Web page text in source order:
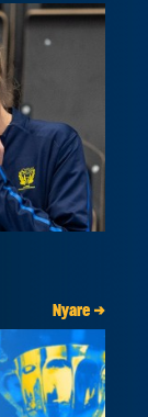
Nyare →